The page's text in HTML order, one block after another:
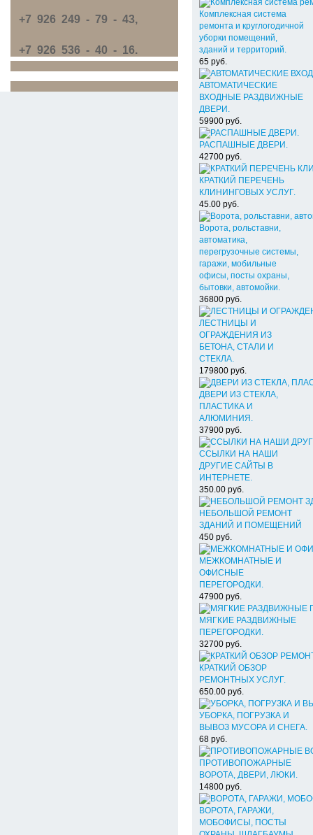
Комплексная система
ремонта и круглогодичной
уборки помещений,
зданий и территорий.
65 руб.
АВТОМАТИЧЕСКИЕ
ВХОДНЫЕ РАЗДВИЖНЫЕ
ДВЕРИ.
59900 руб.
РАСПАШНЫЕ ДВЕРИ.
42700 руб.
КРАТКИЙ ПЕРЕЧЕНЬ
КЛИНИНГОВЫХ УСЛУГ.
45.00 руб.
Ворота, рольставни,
автоматика,
перегрузочные системы,
гаражи, мобильные
офисы, посты охраны,
бытовки, автомойки.
36800 руб.
ЛЕСТНИЦЫ И
ОГРАЖДЕНИЯ ИЗ
БЕТОНА, СТАЛИ И
СТЕКЛА.
179800 руб.
ДВЕРИ ИЗ СТЕКЛА,
ПЛАСТИКА И
АЛЮМИНИЯ.
37900 руб.
ССЫЛКИ НА НАШИ
ДРУГИЕ САЙТЫ В
ИНТЕРНЕТЕ.
350.00 руб.
НЕБОЛЬШОЙ РЕМОНТ
ЗДАНИЙ И ПОМЕЩЕНИЙ
450 руб.
МЕЖКОМНАТНЫЕ И
ОФИСНЫЕ
ПЕРЕГОРОДКИ.
47900 руб.
МЯГКИЕ РАЗДВИЖНЫЕ
ПЕРЕГОРОДКИ.
32700 руб.
КРАТКИЙ ОБЗОР
РЕМОНТНЫХ УСЛУГ.
650.00 руб.
УБОРКА, ПОГРУЗКА И
ВЫВОЗ МУСОРА И СНЕГА.
68 руб.
ПРОТИВОПОЖАРНЫЕ
ВОРОТА, ДВЕРИ, ЛЮКИ.
14800 руб.
ВОРОТА, ГАРАЖИ,
МОБОФИСЫ, ПОСТЫ
+7 926 249 - 79 - 43,
+7 926 536 - 40 - 16.